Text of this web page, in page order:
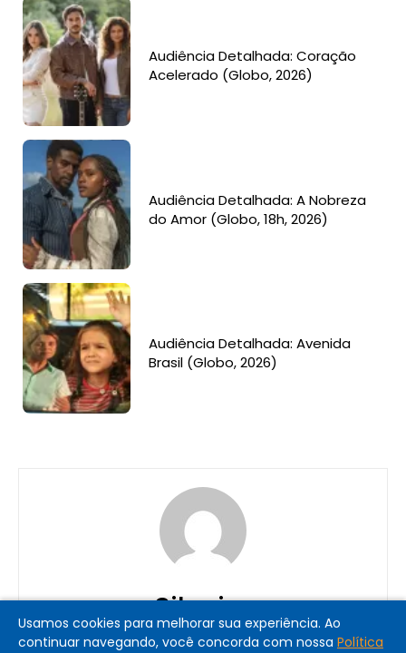
Audiência Detalhada: Coração
Acelerado (Globo, 2026)
Audiência Detalhada: A Nobreza
do Amor (Globo, 18h, 2026)
Audiência Detalhada: Avenida
Brasil (Globo, 2026)
Silveira
Usamos cookies para melhorar sua experiência. Ao
continuar navegando, você concorda com nossa Política